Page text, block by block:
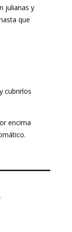
julianas y
que
cubrirlos
encima